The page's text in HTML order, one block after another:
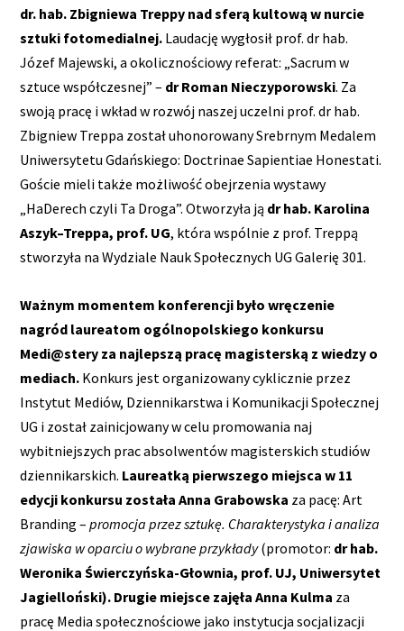
dr. hab. Zbigniewa Treppy nad sferą kultową w nurcie
sztuki fotomedialnej. Laudację wygłosił prof. dr hab.
Józef Majewski, a okolicznościowy referat: „Sacrum w
sztuce współczesnej” – dr Roman Nieczyporowski. Za
swoją pracę i wkład w rozwój naszej uczelni prof. dr hab.
Zbigniew Treppa został uhonorowany Srebrnym Medalem
Uniwersytetu Gdańskiego: Doctrinae Sapientiae Honestati.
Goście mieli także możliwość obejrzenia wystawy
„HaDerech czyli Ta Droga”. Otworzyła ją dr hab. Karolina
Aszyk–Treppa, prof. UG, która wspólnie z prof. Treppą
stworzyła na Wydziale Nauk Społecznych UG Galerię 301.
Ważnym momentem konferencji było wręczenie
nagród laureatom ogólnopolskiego konkursu
Medi@stery za najlepszą pracę magisterską z wiedzy o
mediach. Konkurs jest organizowany cyklicznie przez
Instytut Mediów, Dziennikarstwa i Komunikacji Społecznej
UG i został zainicjowany w celu promowania naj
wybitniejszych prac absolwentów magisterskich studiów
dziennikarskich. Laureatką pierwszego miejsca w 11
edycji konkursu została Anna Grabowska za pacę: Art
Branding – promocja przez sztukę. Charakterystyka i analiza
zjawiska w oparciu o wybrane przykłady(promotor: dr hab.
Weronika Świerczyńska-Głownia, prof. UJ, Uniwersytet
Jagielloński). Drugie miejsce zajęła Anna Kulma za
pracę Media społecznościowe jako instytucja socjalizacji